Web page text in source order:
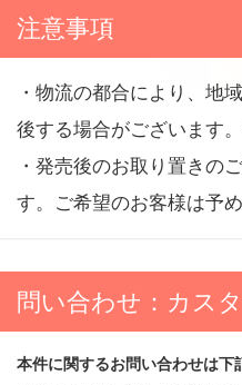
注意事項
・物流の都合により、地
後する場合がございます
・発売後のお取り置きの
す。ご希望のお客様は予
問い合わせ：カス
本件に関するお問い合わせは下